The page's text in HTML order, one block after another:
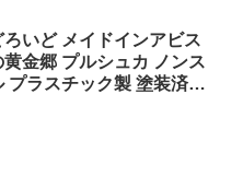
ろいど メイドインアビス
黄金郷 プルシュカ ノンス
プラスチック製 塗装済み